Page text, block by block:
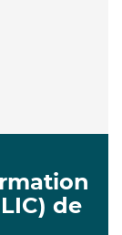
de